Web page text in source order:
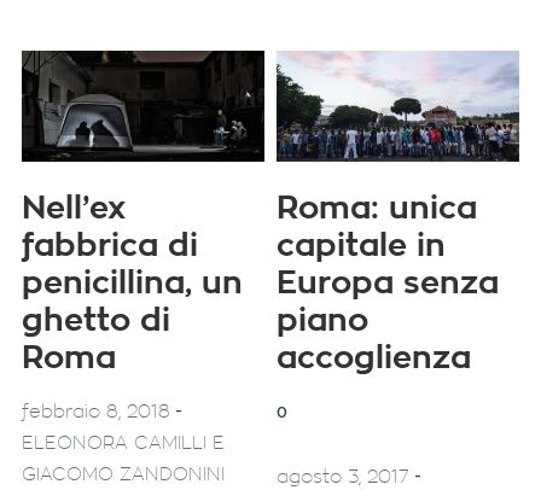
Nell’ex
fabbrica di
penicillina, un
ghetto di
Roma
febbraio 8, 2018 -
ELEONORA CAMILLI E
GIACOMO ZANDONINI
Roma: unica
capitale in
Europa senza
piano
accoglienza
o
agosto 3, 2017 -